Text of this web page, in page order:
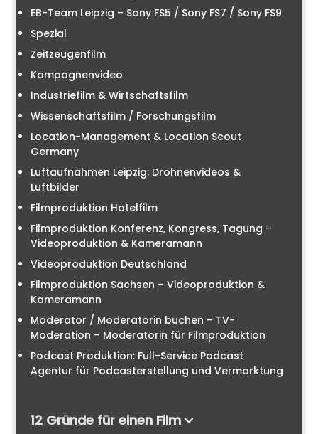
EB-Team Leipzig – Sony FS5 / Sony FS7 / Sony FS9
Spezial
Zeitzeugenfilm
Kampagnenvideo
Industriefilm & Wirtschaftsfilm
Wissenschaftsfilm / Forschungsfilm
Location-Management & Location Scout
Germany
Luftaufnahmen Leipzig: Drohnenvideos &
Luftbilder
Filmproduktion Hotelfilm
Filmproduktion Konferenz, Kongress, Tagung –
Videoproduktion & Kameramann
Videoproduktion Deutschland
Filmproduktion Sachsen – Videoproduktion &
Kameramann
Moderator / Moderatorin buchen – TV-
Moderation – Moderatorin für Filmproduktion
Podcast Produktion: Full-Service Podcast
Agentur für Podcasterstellung und Vermarktung
12 Gründe für einen Film